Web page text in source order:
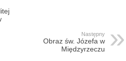
Następny
Obraz św. Józefa w
Międzyrzeczu